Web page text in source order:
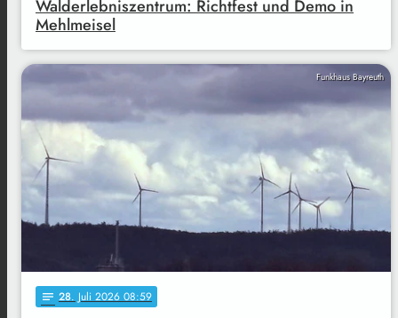
Walderlebniszentrum: Richtfest und Demo in
Mehlmeisel
Funkhaus Bayreuth
notes 28. Juli 2026 08:59